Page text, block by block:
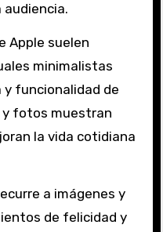
audiencia.
Apple suelen
minimalistas
y funcionalidad de
y fotos muestran
la vida cotidiana
a imágenes y
de felicidad y